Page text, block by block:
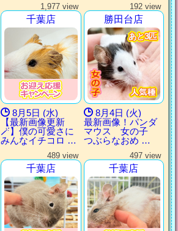
1,977 view
千葉店
8月5日 (水)
【最新画像更新
🪄】僕の可愛さに
みんなイチコロ …
192 view
勝田台店
あと3匹
あと3匹
あと3匹
あと3匹
8月4日 (火)
最新画像！パンダ
マウス 女の子
つぶらなおめ …
489 view
千葉店
497 view
千葉店